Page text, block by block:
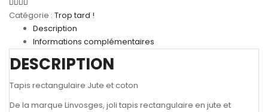
Catégorie : Trop tard !
Description
Informations complémentaires
DESCRIPTION
Tapis rectangulaire Jute et coton
De la marque Linvosges, joli tapis rectangulaire en jute et